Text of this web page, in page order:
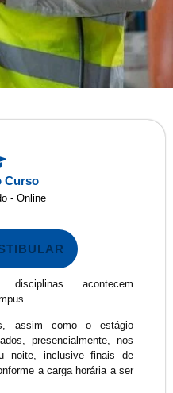
Curso
- Online
acontecem
assim como o estágio
presencialmente, nos
noite, inclusive finais de
a carga horária a ser